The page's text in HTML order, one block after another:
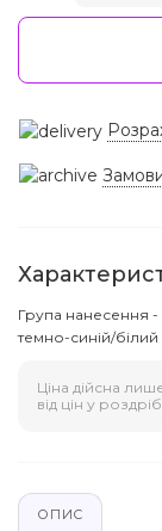
Група нанесення
темно-синій/білий
Ціна дійсна
від цін у
ОПИС